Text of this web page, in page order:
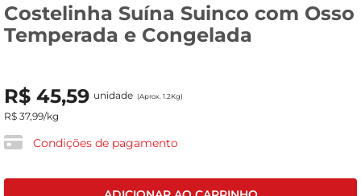
Costelinha Suína Suinco com Osso
Temperada e Congelada
R$ 45,59 unidade (Aprox. 1.2Kg)
R$ 37,99/kg
Condições de pagamento
café
cerveja
leite
vinho
leite pó
tv